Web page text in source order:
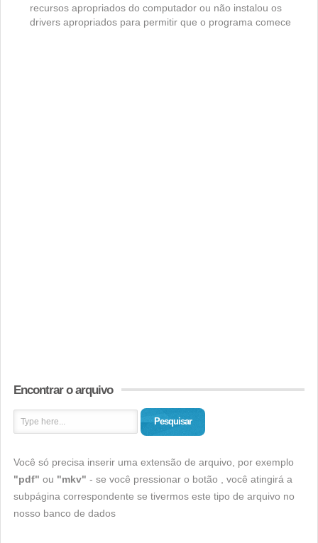
recursos apropriados do computador ou não instalou os
drivers apropriados para permitir que o programa comece
Encontrar o arquivo
Pesquisar
Você só precisa inserir uma extensão de arquivo, por exemplo
"pdf" ou "mkv" - se você pressionar o botão , você atingirá a
subpágina correspondente se tivermos este tipo de arquivo no
nosso banco de dados